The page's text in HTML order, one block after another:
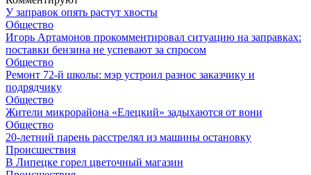
У заправок опять растут хвосты
Общество
Игорь Артамонов прокомментировал ситуацию на заправках:
поставки бензина не успевают за спросом
Общество
Ремонт 72‑й школы: мэр устроил разнос заказчику и
подрядчику
Общество
Жители микрорайона «Елецкий» задыхаются от вони
Общество
20-летний парень расстрелял из машины остановку
Происшествия
В Липецке горел цветочный магазин